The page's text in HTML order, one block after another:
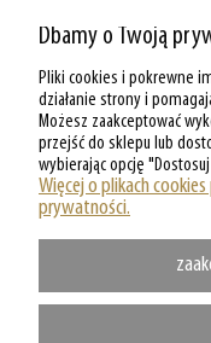
MOJE
Dbamy o Twoją
Pliki cookies i pokrewne
działanie strony i
Możesz zaakceptować
przejść do sklepu lub
wybierając opcję
Więcej o plikach
prywatności.